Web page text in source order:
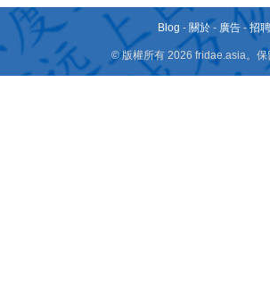
Blog - 關於 - 廣告 -招
© 版權所有 2026 fridae.asia。